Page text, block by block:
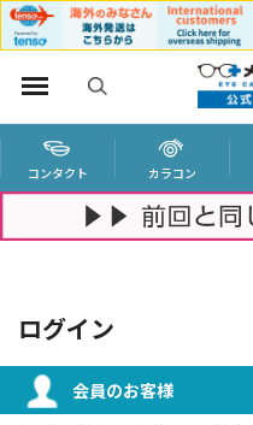
コンタクト カラコン
ログイン
会員のお客様